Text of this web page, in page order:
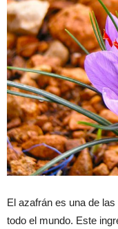
El azafrán es una de
todo el mundo. Este